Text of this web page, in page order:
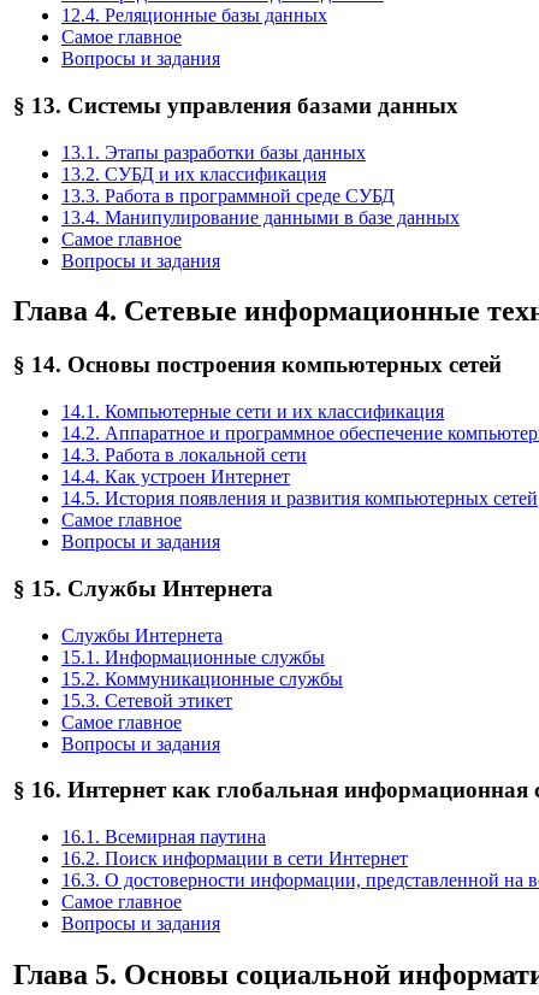
12.4. Реляционные базы данных
Самое главное
Вопросы и задания
§ 13. Системы управления базами данных
13.1. Этапы разработки базы данных
13.2. СУБД и их классификация
13.3. Работа в программной среде СУБД
13.4. Манипулирование данными в базе данных
Самое главное
Вопросы и задания
Глава 4. Сетевые информационные
§ 14. Основы построения компьютерных сетей
14.1. Компьютерные сети и их классификация
14.2. Аппаратное и программное обеспечение
14.3. Работа в локальной сети
14.4. Как устроен Интернет
14.5. История появления и развития компьютерных сетей
Самое главное
Вопросы и задания
§ 15. Службы Интернета
Службы Интернета
15.1. Информационные службы
15.2. Коммуникационные службы
15.3. Сетевой этикет
Самое главное
Вопросы и задания
§ 16. Интернет как глобальная информационная
16.1. Всемирная паутина
16.2. Поиск информации в сети Интернет
16.3. О достоверности информации, представленной на
Самое главное
Вопросы и задания
Глава 5. Основы социальной